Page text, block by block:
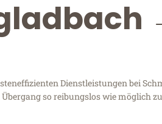
Dienstleistungen bei
so reibungslos wie möglich